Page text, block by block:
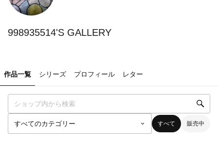
998935514'S GALLERY
作品一覧 シリーズ プロフィール レター
すべて 販売中